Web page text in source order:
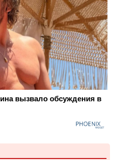
вызвало обсуждения в